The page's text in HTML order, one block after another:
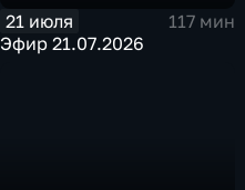
21 июля
117 мин
Эфир 21.07.2026